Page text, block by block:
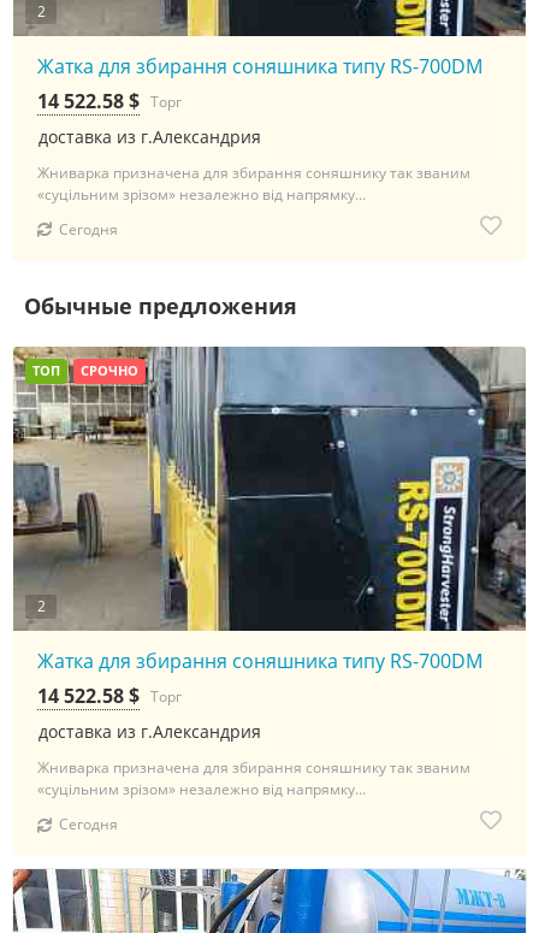
2
Жатка для збирання соняшника типу RS-700DM
доставка из г.Александрия
14 522.58 $ Торг
Жниварка призначена для збирання соняшнику так званим
«суцільним зрізом» незалежно від напрямку...
Сегодня
Обычные предложения
ТОП СРОЧНО
2
Жатка для збирання соняшника типу RS-700DM
доставка из г.Александрия
14 522.58 $ Торг
Жниварка призначена для збирання соняшнику так званим
«суцільним зрізом» незалежно від напрямку...
Сегодня